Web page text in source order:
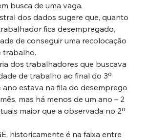
busca de uma vaga.
dos dados sugere que, quanto
fica desempregado,
de conseguir uma recolocação
trabalho.
dos trabalhadores que buscava
de trabalho ao final do 3º
estava na fila do desemprego
mas há menos de um ano – 2
maior que a observada no 2º
historicamente é na faixa entre